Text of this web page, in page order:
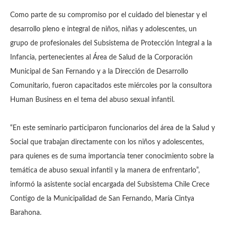
Como parte de su compromiso por el cuidado del bienestar y el
desarrollo pleno e integral de niños, niñas y adolescentes, un
grupo de profesionales del Subsistema de Protección Integral a la
Infancia, pertenecientes al Área de Salud de la Corporación
Municipal de San Fernando y a la Dirección de Desarrollo
Comunitario, fueron capacitados este miércoles por la consultora
Human Business en el tema del abuso sexual infantil.
“En este seminario participaron funcionarios del área de la Salud y
Social que trabajan directamente con los niños y adolescentes,
para quienes es de suma importancia tener conocimiento sobre la
temática de abuso sexual infantil y la manera de enfrentarlo”,
informó la asistente social encargada del Subsistema Chile Crece
Contigo de la Municipalidad de San Fernando, María Cintya
Barahona.